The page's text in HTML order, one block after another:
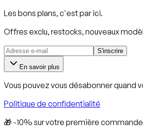
Les bons plans, c'est par ici.
Offres exclu, restocks, nouveaux
S'inscrire
En savoir plus
Vous pouvez vous désabonner quand
Politique de confidentialité
🎁 -10% sur votre première